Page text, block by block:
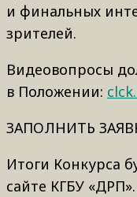
и финальных
зрителей.
Видеовопросы
в Положении:
ЗАПОЛНИТЬ
Итоги Конкурса
сайте КГБУ «ДРП».